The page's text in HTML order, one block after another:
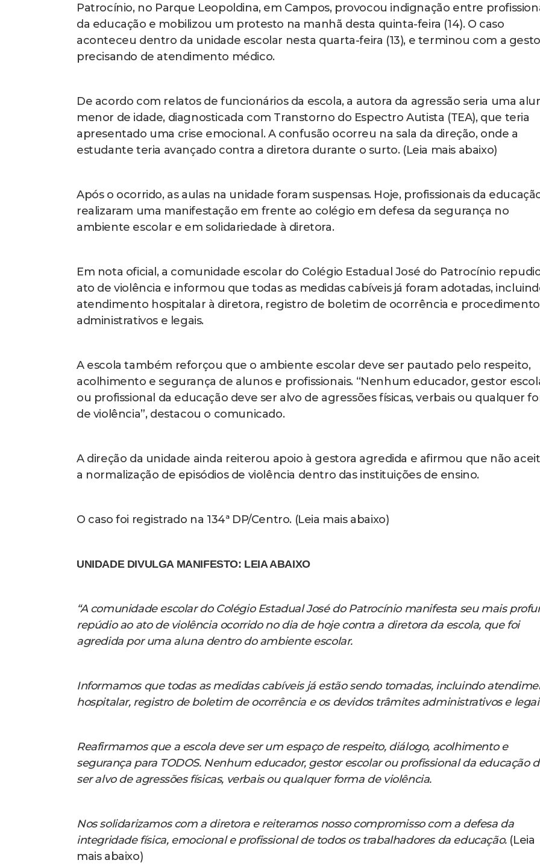
Patrocínio, no Parque Leopoldina, em Campos, provocou indignação entre
da educação e mobilizou um protesto na manhã desta quinta-feira (14). O caso
aconteceu dentro da unidade escolar nesta quarta-feira (13), e terminou com a
precisando de atendimento médico.
De acordo com relatos de funcionários da escola, a autora da agressão seria uma
menor de idade, diagnosticada com Transtorno do Espectro Autista (TEA), que teria
apresentado uma crise emocional. A confusão ocorreu na sala da direção, onde a
estudante teria avançado contra a diretora durante o surto. (Leia mais abaixo)
Após o ocorrido, as aulas na unidade foram suspensas. Hoje, profissionais da
realizaram uma manifestação em frente ao colégio em defesa da segurança no
ambiente escolar e em solidariedade à diretora.
Em nota oficial, a comunidade escolar do Colégio Estadual José do Patrocínio
ato de violência e informou que todas as medidas cabíveis já foram adotadas,
atendimento hospitalar à diretora, registro de boletim de ocorrência e
administrativos e legais.
A escola também reforçou que o ambiente escolar deve ser pautado pelo respeito,
acolhimento e segurança de alunos e profissionais. “Nenhum educador, gestor
ou profissional da educação deve ser alvo de agressões físicas, verbais ou qualquer
de violência”, destacou o comunicado.
A direção da unidade ainda reiterou apoio à gestora agredida e afirmou que não
a normalização de episódios de violência dentro das instituições de ensino.
O caso foi registrado na 134ª DP/Centro. (Leia mais abaixo)
UNIDADE DIVULGA MANIFESTO: LEIA ABAIXO
“A comunidade escolar do Colégio Estadual José do Patrocínio manifesta seu mais
repúdio ao ato de violência ocorrido no dia de hoje contra a diretora da escola, que foi
agredida por uma aluna dentro do ambiente escolar.
Informamos que todas as medidas cabíveis já estão sendo tomadas, incluindo
hospitalar, registro de boletim de ocorrência e os devidos trâmites administrativos e
Reafirmamos que a escola deve ser um espaço de respeito, diálogo, acolhimento e
segurança para TODOS. Nenhum educador, gestor escolar ou profissional da educação
ser alvo de agressões físicas, verbais ou qualquer forma de violência.
Nos solidarizamos com a diretora e reiteramos nosso compromisso com a defesa da
integridade física, emocional e profissional de todos os trabalhadores da educação.(Leia
mais abaixo)